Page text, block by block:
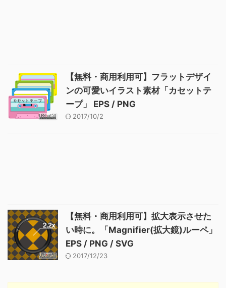
【無料・商用利用可】フラットデザイ
ンの可愛いイラスト素材「カセットテ
ープ」 EPS / PNG
2017/10/2
【無料・商用利用可】拡大表示させた
い時に。「Magnifier(拡大鏡)ルーペ」
EPS / PNG / SVG
2017/12/23